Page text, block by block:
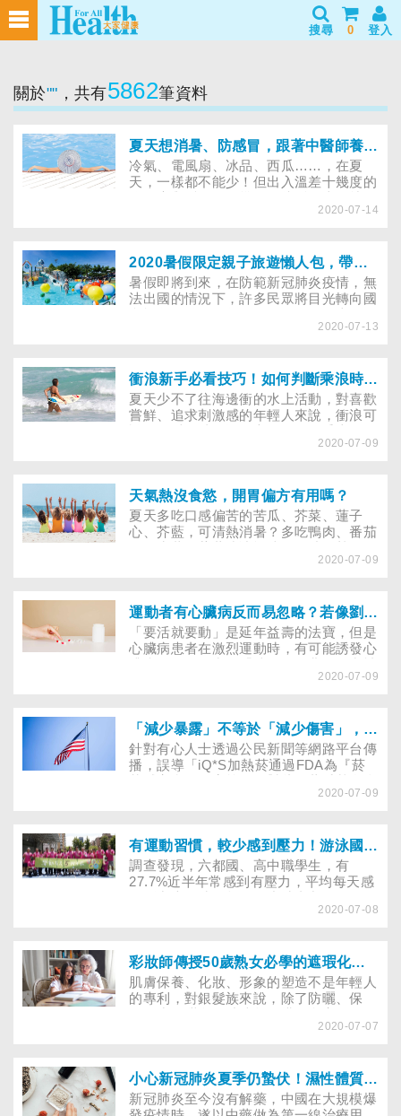
搜尋 0 登入
關於"" ，共有5862筆資料
夏天想消暑、防感冒，跟著中醫師養出不怕熱體質
冷氣、電風扇、冰品、西瓜……，在夏
天，一樣都不能少！但出入溫差十幾度的
頭昏腦脹、頭痛、肩頸僵硬，甚至發燒。
2020-07-14
2020暑假限定親子旅遊懶人包，帶你玩遍全台
暑假即將到來，在防範新冠肺炎疫情，無
法出國的情況下，許多民眾將目光轉向國
但台灣各地舉辦的活動還是遍地開花。我
慵懶的夏日裡給自己一個放鬆的理由。爸
爸媽媽們，都準備好了嗎？趕快帶著孩子
一起走出家門參與吧！
2020-07-13
衝浪新手必看技巧！如何判斷乘浪時間點、避免搶浪、遇到離岸流怎麼辦？自救之道大解惑
夏天少不了往海邊衝的水上活動，對喜歡
嘗鮮、追求刺激感的年輕人來說，衝浪可
波又一波的浪潮以前，若沒有一點衝浪知
窩處，造成左眼瘀青、浮腫，差點失明。
想學衝浪又害怕引起嚴重的運動傷害嗎？
別擔心！以下請來有多年衝浪經驗的教練
幫你快速溫習！
2020-07-09
天氣熱沒食慾，開胃偏方有用嗎？
夏天多吃口感偏苦的苦瓜、芥菜、蓮子
心、芥藍，可清熱消暑？多吃鴨肉、番茄
火？中暑時補充維生素E，可緩解症狀？
2020-07-09
運動者有心臟病反而易忽略？若像劉真有主動脈瓣膜狹窄，如何及早發現？
「要活就要動」是延年益壽的法寶，但是
心臟病患者在激烈運動時，有可能誘發心
誤認為是單純由運動引起的喘。國標舞女
到陪女兒看病才偶然發現有「（雙瓣）主
動脈瓣膜狹窄」這種先天性異常，可見，
心臟病不一定能透過自覺症狀而被發
現......
2020-07-09
「減少暴露」不等於「減少傷害」，美國政府沒有批准加熱菸為減害產品！
針對有心人士透過公民新聞等網路平台傳
播，誤導「iQ*S加熱菸通過FDA為『菸
澄清，美國政府始終不認同、也沒有通過
申請通過上市，呼籲政府，不應開放仍含
有58種有害化學物質的加熱菸！
2020-07-09
有運動習慣，較少感到壓力！游泳國手王冠閎、攀岩選手李虹瑩呼籲：規律運動讓身心減壓
調查發現，六都國、高中職學生，有
27.7%近半年常感到有壓力，平均每天感
然而，運動時間愈充足者，感到壓力的比
提升運動力」計畫，除了邀請游出東京奧
運A標成績的游泳國手王冠閎、攀岩選手
李虹瑩分享如何培養運動習慣，以及面對
挫折時心態的轉換，也教導民眾將生活中
必做的洗臉、刷牙等五件事結合運動，讓
2020-07-08
彩妝師傳授50歲熟女必學的遮瑕化妝及凍齡保養法
肌膚保養、化妝、形象的塑造不是年輕人
的專利，對銀髮族來說，除了防曬、保
技巧跟服裝的選擇，更能讓人猜不出年
2020-07-07
小心新冠肺炎夏季仍蟄伏！濕性體質者必學的２招中醫抗疫法
新冠肺炎至今沒有解藥，中國在大規模爆